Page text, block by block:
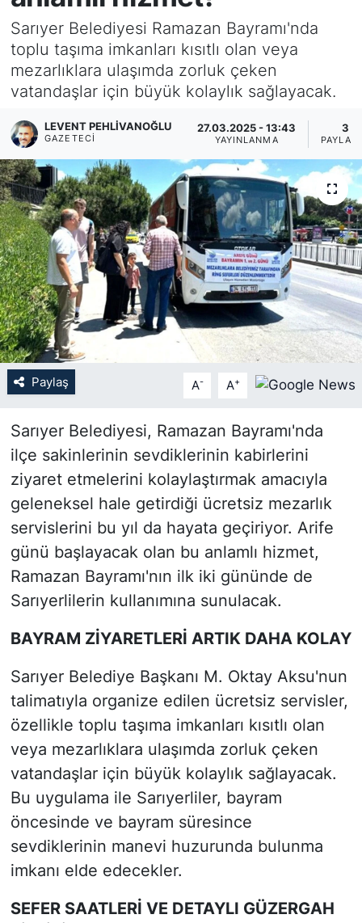
Sarıyer Belediyesi Ramazan Bayramı'nda
toplu taşıma imkanları kısıtlı olan veya
mezarlıklara ulaşımda zorluk çeken
vatandaşlar için büyük kolaylık sağlayacak.
LEVENT PEHLIVANOĞLU
GAZETECI
27.03.2025 - 13:43
YAYINLANMA
3
Paylaş A- A+
Sarıyer Belediyesi, Ramazan Bayramı'nda
ilçe sakinlerinin sevdiklerinin kabirlerini
ziyaret etmelerini kolaylaştırmak amacıyla
geleneksel hale getirdiği ücretsiz mezarlık
servislerini bu yıl da hayata geçiriyor. Arife
günü başlayacak olan bu anlamlı hizmet,
Ramazan Bayramı'nın ilk iki gününde de
Sarıyerlilerin kullanımına sunulacak.
BAYRAM ZİYARETLERİ ARTIK DAHA KOLAY
Sarıyer Belediye Başkanı M. Oktay Aksu'nun
talimatıyla organize edilen ücretsiz servisler,
özellikle toplu taşıma imkanları kısıtlı olan
veya mezarlıklara ulaşımda zorluk çeken
vatandaşlar için büyük kolaylık sağlayacak.
Bu uygulama ile Sarıyerliler, bayram
öncesinde ve bayram süresince
sevdiklerinin manevi huzurunda bulunma
imkanı elde edecekler.
SEFER SAATLERİ VE DETAYLI GÜZERGAH
KÖŞE YAZILARI
KÖŞE YAZILARI (Arşiv)
RÖPORTAJ
SAĞLIK
SARIYER HABERLERİ
SARIYER İMAR BARIŞI
SEKTÖR
SON DAKİKA HABERİ
SPOR
TEKNOLOJİ
TÜRKİYE VE DÜNYA GÜNDEMİ
VİDEO GALERİ
YAŞAM